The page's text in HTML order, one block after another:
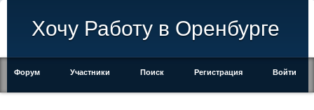
Хочу Работу в Оренбурге
Форум Участники Поиск Регистрация Войти